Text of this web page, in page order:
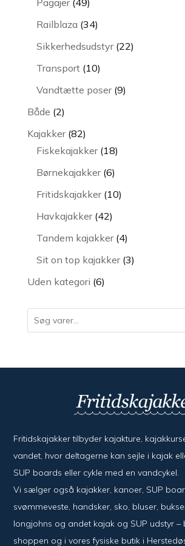
Pagajer 49
varer
Railblaza 3434
varer
Sikkerhedsudstyr 2222
Transport 1010
varer
Vandtætte poser 99
Både 22
varer
Kajakker 8282
varer
Fiskekajakker 1818
Børnekajakker 66
varer
Fritidskajakker 1010
Havkajakker 4242
varer
Tandem kajakker 44
varer
Sit on top kajakker 33
Uden kategori 66
Fritidskajakker tilbyder kajak­ture,
vandet, hvor del­ta­ger­ne kan sejle i kajak
SUP boards eller cykle med en vand­cykel.
Vi sælger også kajak­ker, kanoer, SUP
svømme­veste, hand­sker, sko, bluser,
long­johns og andet kajak og SUP udstyr
shoppen og i vores fysiske butik i